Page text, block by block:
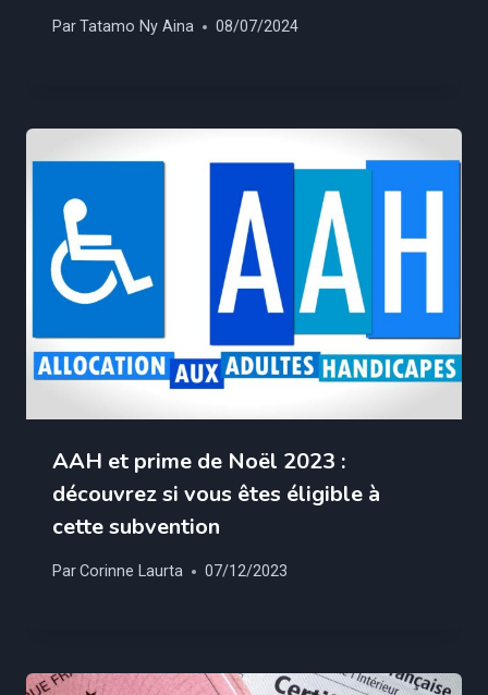
ParTatamo Ny Aina 08/07/2024
AAH et prime de Noël 2023 :
découvrez si vous êtes éligible à
cette subvention
ParCorinne Laurta 07/12/2023